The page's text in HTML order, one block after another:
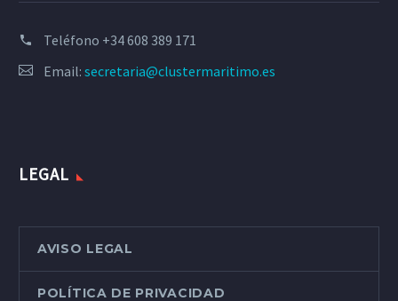
Teléfono +34 608 389 171
Email: secretaria@clustermaritimo.es
LEGAL
AVISO LEGAL
POLÍTICA DE PRIVACIDAD